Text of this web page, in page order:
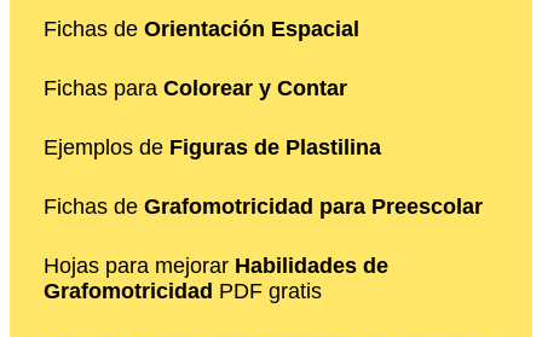
Fichas de Orientación Espacial
Fichas para Colorear y Contar
Ejemplos de Figuras de Plastilina
Fichas de Grafomotricidad para Preescolar
Hojas para mejorar Habilidades de
Grafomotricidad PDF gratis